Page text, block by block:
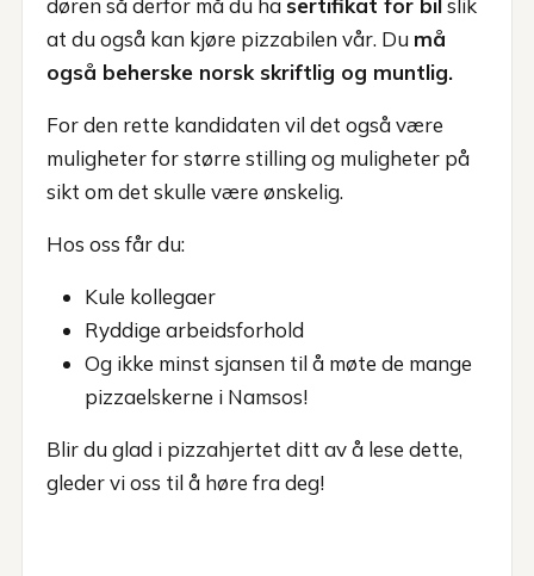
døren så derfor må du ha sertifikat for bilslik
at du også kan kjøre pizzabilen vår. Du må
også beherske norsk skriftlig og muntlig.
For den rette kandidaten vil det også være
muligheter for større stilling og muligheter på
sikt om det skulle være ønskelig.
Hos oss får du:
Kule kollegaer
Ryddige arbeidsforhold
Og ikke minst sjansen til å møte de mange
pizzaelskerne i Namsos!
Blir du glad i pizzahjertet ditt av å lese dette,
gleder vi oss til å høre fra deg!